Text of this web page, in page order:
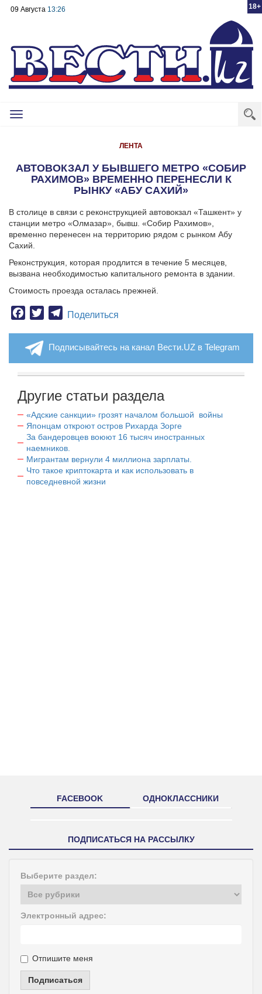
18+
09 Августа 13:26
Toggle
ЛЕНТА
АВТОВОКЗАЛ У БЫВШЕГО МЕТРО «СОБИР
РАХИМОВ» ВРЕМЕННО ПЕРЕНЕСЛИ К
РЫНКУ «АБУ САХИЙ»
В столице в связи с реконструкцией автовокзал «Ташкент» у
станции метро «Олмазар», бывш. «Собир Рахимов»,
временно перенесен на территорию рядом с рынком Абу
Сахий.
Реконструкция, которая продлится в течение 5 месяцев,
вызвана необходимостью капитального ремонта в здании.
Стоимость проезда осталась прежней.
Facebook
TwitterTelegram
Поделиться
Подписывайтесь на канал Вести.UZ в Telegram
Другие статьи раздела
«Адские санкции» грозят началом большой войны
Японцам откроют остров Рихарда Зорге
За бандеровцев воюют 16 тысяч иностранных
наемников.
Мигрантам вернули 4 миллиона зарплаты.
Что такое криптокарта и как использовать в
повседневной жизни
FACEBOOK ОДНОКЛАССНИКИ
ПОДПИСАТЬСЯ НА РАССЫЛКУ
Выберите раздел:
Электронный адрес:
Отпишите меня
Подписаться